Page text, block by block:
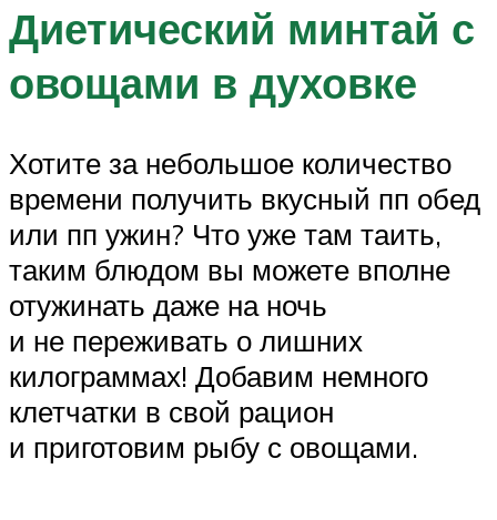
Диетический минтай с
овощами в духовке
Хотите за небольшое количество
времени получить вкусный пп обед
или пп ужин? Что уже там таить,
таким блюдом вы можете вполне
отужинать даже на ночь
и не переживать о лишних
килограммах! Добавим немного
клетчатки в свой рацион
и приготовим рыбу с овощами.